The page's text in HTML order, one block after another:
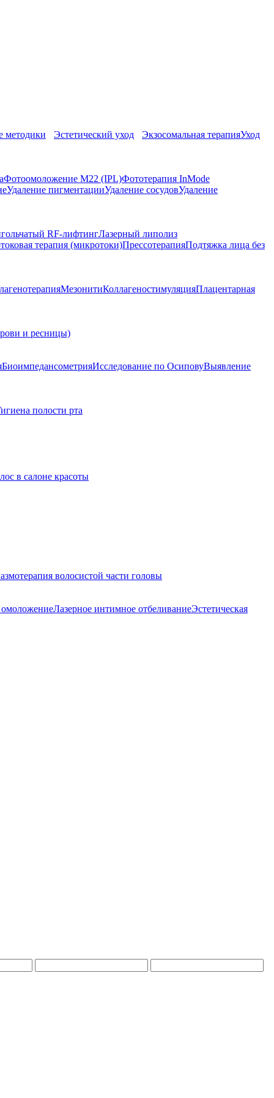
методики Эстетический уход Экзосомальная терапияУход
Фотоомоложение M22 (IPL)Фототерапия InMode
Удаление пигментацииУдаление сосудовУдаление
RF-лифтингЛазерный липолиз
терапия (микротоки)ПрессотерапияПодтяжка лица без
МезонитиКоллагеностимуляцияПлацентарная
и ресницы)
БиоимпедансометрияИсследование по ОсиповуВыявление
полости рта
в салоне красоты
волосистой части головы
Лазерное интимное отбеливаниеЭстетическая